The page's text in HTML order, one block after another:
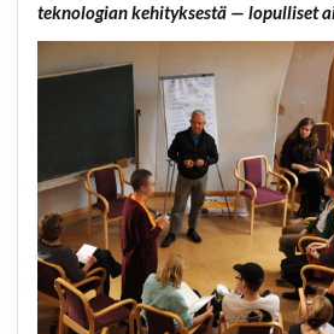
teknologian kehityksestä — lopulliset